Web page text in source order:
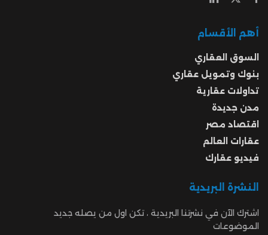
أهم الأقسام
السوق العقاري
بنوك وتمويل عقاري
تداولات عقارية
مدن جديدة
اقتصاد مصر
عقارات العالم
فيديو عقارك
النشرة البريدية
اشترك الآن في نشرتنا البريدية ، تكن اول من يصله جديد
الموضوعات